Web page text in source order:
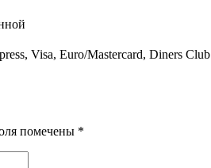
Visa, Euro/Mastercard, Diners Club
помечены *